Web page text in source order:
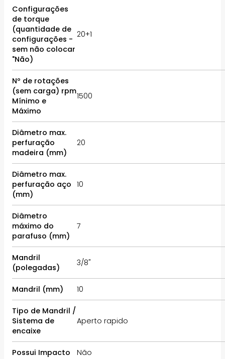
Configurações
de torque
(quantidade de
configurações -
sem não colocar
"Não)
20+1
Nº de rotações
(sem carga) rpm
Mínimo e
Máximo
1500
Diâmetro max.
perfuração
madeira (mm)
20
Diâmetro max.
perfuração aço
(mm)
10
Diâmetro
máximo do
parafuso (mm)
7
Mandril
(polegadas)
3/8"
Mandril (mm) 10
Tipo de Mandril /
Sistema de
encaixe
Aperto rapido
Possui Impacto Não